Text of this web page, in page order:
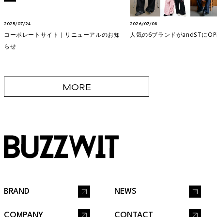
2025/07/24
コーポレートサイト｜リニューアルのお知
らせ
2026/07/08
人気の6ブランドがandSTに
MORE
BRAND NEWS
COMPANY CONTACT